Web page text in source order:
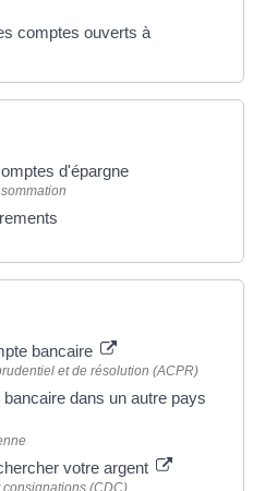
comptes ouverts à
d'épargne
bancaire
et de résolution (ACPR)
dans un autre pays
votre argent